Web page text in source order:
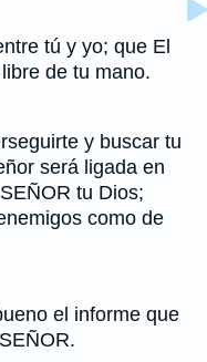
tú y yo; que El
de tu mano.
y buscar tu
será ligada en
tu Dios;
como de
el informe que